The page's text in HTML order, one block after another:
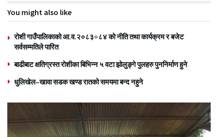
You might also like
रोशी गाउँपालिकाको आ.व.२०८३÷८४ को नीति तथा कार्यक्रम र बजेट
सर्वसम्मतिले पारित
बाढीबाट क्षतिग्रस्त रोशीका बिभिन्न ५ वटा झोलुङ्गे पुलहरु पुननिर्माण हुने
धुलिखेल–खावा सडक खण्ड रातको समयमा बन्द नहुने